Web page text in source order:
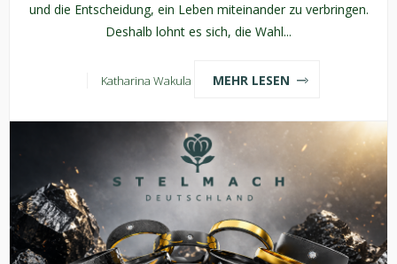
und die Entscheidung, ein Leben miteinander zu verbringen.
Deshalb lohnt es sich, die Wahl...
Katharina Wakula MEHR LESEN